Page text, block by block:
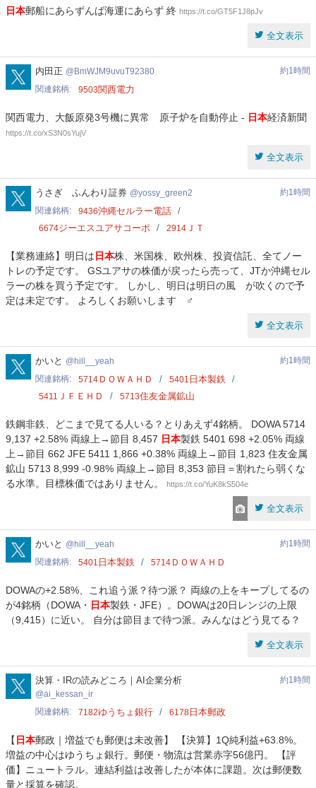
日本郵船にあらずんば海運にあらず 終 https://t.co/GT5F1J8pJv
全文表示
BmWJM9uvuT92380
内田正 BmWJM9uvuT92380
約1時間
関連銘柄
9503関西電力
関西電力、大飯原発3号機に異常 原子炉を自動停止 - 日本経済新聞
https://t.co/xS3N0sYujV
全文表示
yossy_green2
うさぎ ふんわり証券 yossy_green2
約1時間
関連銘柄
9436沖縄セルラー電話
6674ジーエスユアサコーポ 2914 ＪＴ
【業務連絡】明日は 日本株、米国株、欧州株、投資信託、全てノー
トレの予定です。 GSユアサの株価が戻ったら売って、JTか沖縄セル
ラーの株を買う予定です。 しかし、明日は明日の風 ️が吹くので予
定は未定です。 よろしくお願いします ‍♂️
全文表示
hill__yeah
かいと hill__yeah
約1時間
関連銘柄
5714 ＤＯＷＡＨＤ 5401 日本製鉄
5411 ＪＦＥＨＤ 5713住友金属鉱山
鉄鋼非鉄、どこまで見てる人いる？とりあえず4銘柄。 DOWA 5714
9,137 +2.58% 両線上→節目 8,457 日本製鉄 5401 698 +2.05% 両線
上→節目 662 JFE 5411 1,866 +0.38% 両線上→節目 1,823 住友金属
鉱山 5713 8,999 -0.98% 両線上→節目 8,353 節目＝割れたら弱くな
る水準。目標株価ではありません。
https://t.co/YuK8kS504e
全文表示
hill__yeah
かいと hill__yeah
約1時間
関連銘柄
5401 日本製鉄 5714 ＤＯＷＡＨＤ
DOWAの+2.58%、これ追う派？待つ派？ 両線の上をキープしてるの
が4銘柄（DOWA・ 日本製鉄・JFE）。DOWAは20日レンジの上限
（9,415）に近い。 自分は節目まで待つ派。みんなはどう見てる？
全文表示
ai_kessan_ir
決算・IRの読みどころ｜AI企業分析
ai_kessan_ir
約1時間
関連銘柄 7182ゆうちょ銀行 6178 日本郵政
【 日本郵政｜増益でも郵便は未改善】 【決算】1Q純利益+63.8%。
増益の中心はゆうちょ銀行。郵便・物流は営業赤字56億円。 【評
価】ニュートラル。連結利益は改善したが本体に課題。次は郵便数
量と採算を確認。